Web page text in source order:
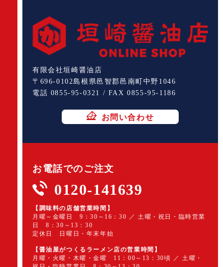
有限会社垣崎醤油店
〒696-0102島根県邑智郡邑南町中野1046
電話 0855-95-0321 / FAX 0855-95-1186
お問い合わせ
お電話でのご注文
0120-141639
【調味料の店舗営業時間】
月曜～金曜日 9：30～16：30 ／ 土曜・祝日・臨時営業
日 8：30～13：30
定休日 日曜日・年末年始
【醤油屋がつくるラーメン店の営業時間】
月曜・火曜・木曜・金曜 11：00～13：30頃 ／ 土曜・